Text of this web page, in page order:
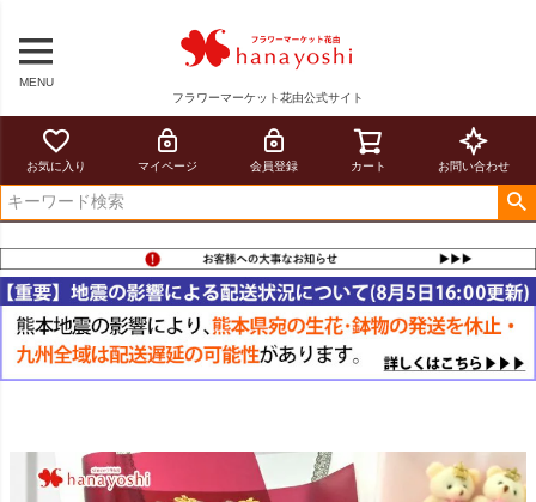
MENU
フラワーマーケット花由公式サイト
お気に入り マイページ 会員登録 カート お問い合わせ